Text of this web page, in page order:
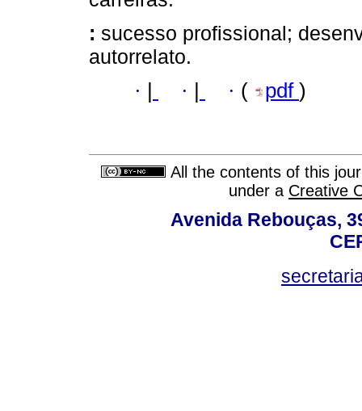
: sucesso profissional;
autorrelato.
· · · ( pdf )
All the contents of this
under a Creative
Avenida Rebouças,